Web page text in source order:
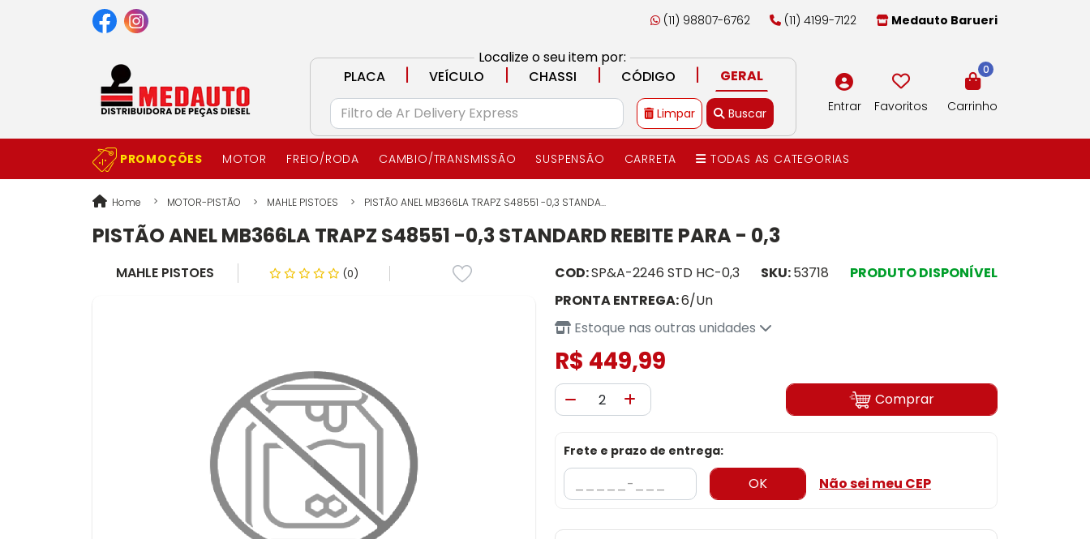
(11) 98807-6762 (11) 4199-7122 Medauto Barueri
Localize o seu item por:
PLACA
| VEÍCULO | CHASSI | CÓDIGO | GERAL
Limpar Buscar Entrar Favoritos
0
Carrinho
PROMOÇÕES MOTOR FREIO/RODA CAMBIO/TRANSMISSÃO SUSPENSÃO CARRETA TODAS AS CATEGORIAS
Home MOTOR-PISTÃO MAHLE PISTOES PISTÃO ANEL MB366LA TRAPZ S48551 -0,3 STANDA...
PISTÃO ANEL MB366LA TRAPZ S48551 -0,3 STANDARD REBITE PARA - 0,3
MAHLE PISTOES (0) COD:SP&A-2246 STD HC-0,3 SKU:53718
PRODUTO DISPONÍVEL
PRONTA ENTREGA:6/Un
Estoque nas outras unidades
R$ 449,99
Comprar
Frete e prazo de entrega:
OK Não sei meu CEP